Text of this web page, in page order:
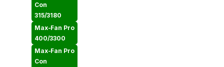
Con
315/3180
Max-Fan Pro
400/3300
Max-Fan Pro
Con